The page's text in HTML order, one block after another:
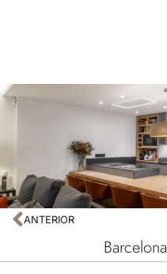
ANTERIOR
Barcelona